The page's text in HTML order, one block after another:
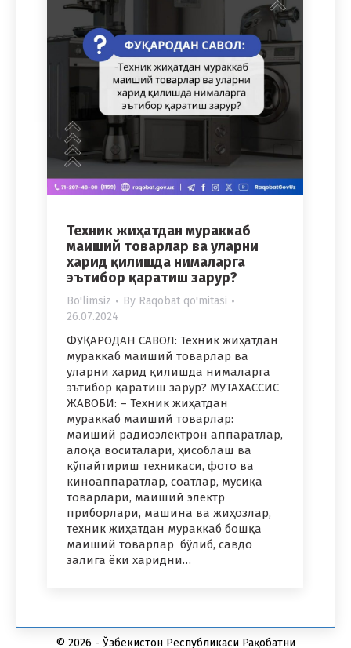
Техник жиҳатдан мураккаб
маиший товарлар ва уларни
харид қилишда нималарга
эътибор қаратиш зарур?
Bo'limsiz By Raqobat qo'mitasi
26.07.2024
ФУҚАРОДАН САВОЛ: Техник жиҳатдан
мураккаб маиший товарлар ва
уларни харид қилишда нималарга
эътибор қаратиш зарур? МУТАХАССИС
ЖАВОБИ: – Техник жиҳатдан
мураккаб маиший товарлар:
маиший радиоэлектрон аппаратлар,
алоқа воситалари, ҳисоблаш ва
кўпайтириш техникаси, фото ва
киноаппаратлар, соатлар, мусиқа
товарлари, маиший электр
приборлари, машина ва жиҳозлар,
техник жиҳатдан мураккаб бошқа
маиший товарлар бўлиб, савдо
залига ёки харидни…
© 2026 - Ўзбекистон Республикаси Рақобатни